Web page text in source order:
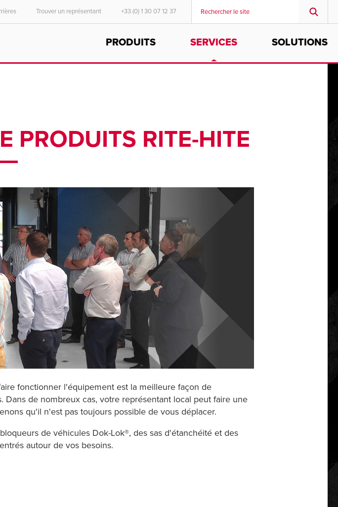
English
English
Trouver un représentant +33 (0) 1 30 07 12 37
PRODUITS SERVICES SOLUTIONS
PRODUITS RITE-HITE
fonctionner l'équipement est la meilleure façon de
de nombreux cas, votre représentant local peut faire une
qu'il n'est pas toujours possible de vous déplacer.
de véhicules Dok-Lok®, des sas d'étanchéité et des
autour de vos besoins.